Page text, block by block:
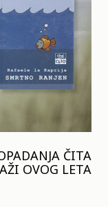
ČITA
OVOG LETA